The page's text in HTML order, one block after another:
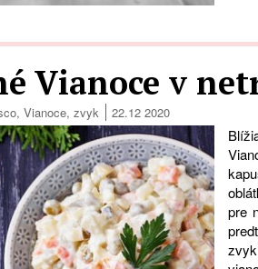
Vianoce v
, Vianoce, zvyk 22.12 2020
pre